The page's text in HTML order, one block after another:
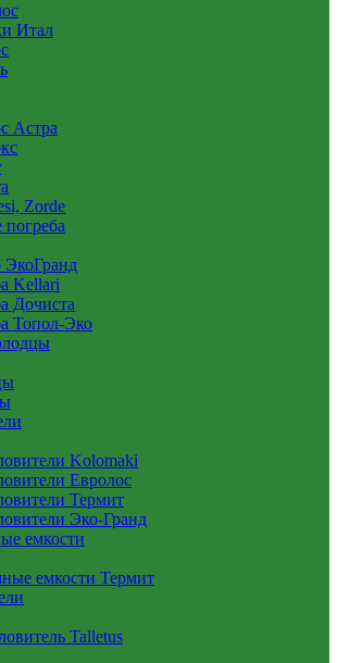
Итал
Астра
Zorde
ЭкоГранд
Kellari
Дочиста
Топол-Эко
Kolomaki
Евролос
Термит
Эко-Гранд
емкости
емкости Термит
Talletus